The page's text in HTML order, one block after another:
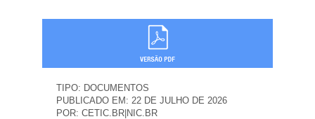
TIPO: DOCUMENTOS
PUBLICADO EM: 22 DE JULHO DE 2026
POR: CETIC.BR|NIC.BR